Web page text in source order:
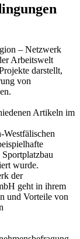
– Netzwerk
Arbeitswelt
darstellt,
von
Artikeln im
wurde.
der
geht in ihrem
und Vorteile von